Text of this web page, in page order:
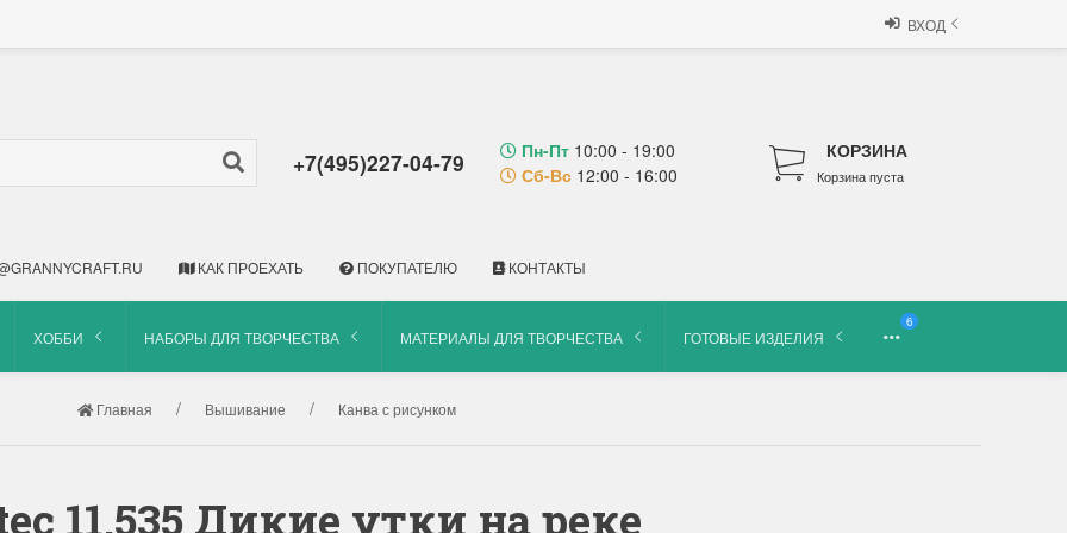
ВХОД
+7(495)227-04-79 Пн-Пт 10:00 - 19:00
Сб-Вс 12:00 - 16:00
КОРЗИНА
Корзина пуста
КАК ПРОЕХАТЬ ПОКУПАТЕЛЮ КОНТАКТЫ
ХОББИ НАБОРЫ ДЛЯ ТВОРЧЕСТВА МАТЕРИАЛЫ ДЛЯ ТВОРЧЕСТВА ГОТОВЫЕ ИЗДЕЛИЯ
6
Главная Вышивание Канва с рисунком
11.535 Дикие утки на реке